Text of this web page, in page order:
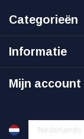
Categorieën
Informatie
Mijn account